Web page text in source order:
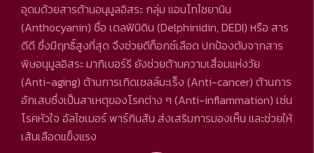
อุดมด้วยสารต้านอนุมูลอิสระ กลุ่ม แอนโทไซยานิน
(Anthocyanin) ชื่อ เดลฟินิดิน (Delphinidin, DEDI) หรือ สาร
ดีดี ซึ่งมีฤทธิ์สูงที่สุด จึงช่วยดีท็อกซ์เลือด ปกป้องตับจากสาร
พิษอนุมูลอิสระ มากิเบอร์รี ยังช่วยต้านความเสื่อมแห่งวัย
(Anti-aging) ต้านการเกิดเซลล์มะเร็ง (Anti-cancer) ต้านการ
อักเสบซึ่งเป็นสาเหตุของโรคต่าง ๆ (Anti-inflammation) เช่น
โรคหัวใจ อัลไซเมอร์ พาร์กินสัน ส่งเสริมการมองเห็น และช่วยให้
เส้นเลือดแข็งแรง